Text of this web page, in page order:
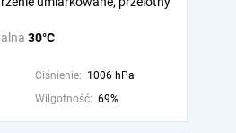
30°C
Ciśnienie: 1006 hPa
Wilgotność: 69%